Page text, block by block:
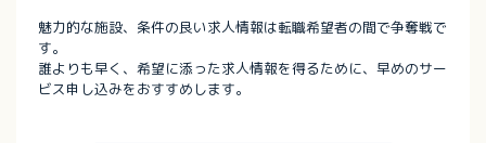
魅力的な施設、条件の良い求人情報は転職希望者の間で争奪戦で
す。
誰よりも早く、希望に添った求人情報を得るために、早めのサー
ビス申し込みをおすすめします。